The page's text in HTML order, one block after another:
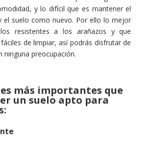
y lo difícil que es mantener el
el suelo como nuevo. Por ello lo mejor
resistentes a los arañazos y que
de limpiar, así podrás disfrutar de
ninguna preocupación.
más importantes que
un suelo apto para